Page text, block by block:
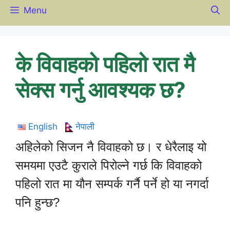
Menu
के विवाहको पहिलो रात मै
सेक्स गर्नु आवश्यक छ?
English नेपाली
अहिलेको सिजन नै विवाहको छ। र धेरैलाइ यो
समयमा एउटै कुराले पिरोल्ने गर्छ कि विवाहको
पहिलो रात मा यौन सम्पर्क गर्नै पर्ने हो या नगर्दा
पनि हुन्छ?